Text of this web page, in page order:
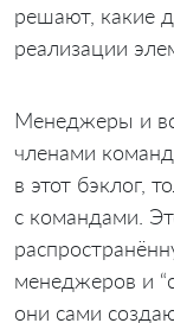
решают, какие
реализации
Менеджеры и
членами
в этот бэклог,
с командами.
менеджеров и
они сами